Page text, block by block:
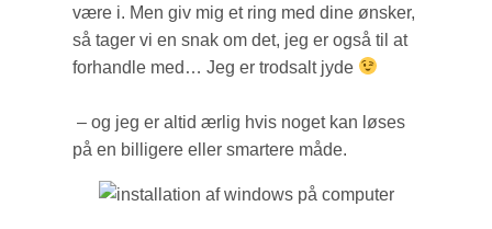
være i. Men giv mig et ring med dine ønsker,
så tager vi en snak om det, jeg er også til at
forhandle med… Jeg er trodsalt jyde
– og jeg er altid ærlig hvis noget kan løses
på en billigere eller smartere måde.